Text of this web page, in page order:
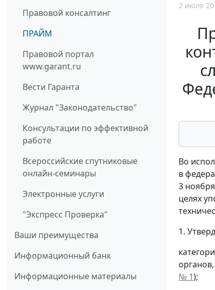
Правовой консалтинг
ПРАЙМ
Правовой портал
www.garant.ru
Вести Гаранта
Журнал "Законодательство"
Консультации по эффективной
работе
Всероссийские спутниковые
онлайн-семинары
Электронные услуги
"Экспресс Проверка"
Ваши преимущества
Информационный банк
Информационные материалы
2 июля
Во
в
3
целях
1.
№ 1);